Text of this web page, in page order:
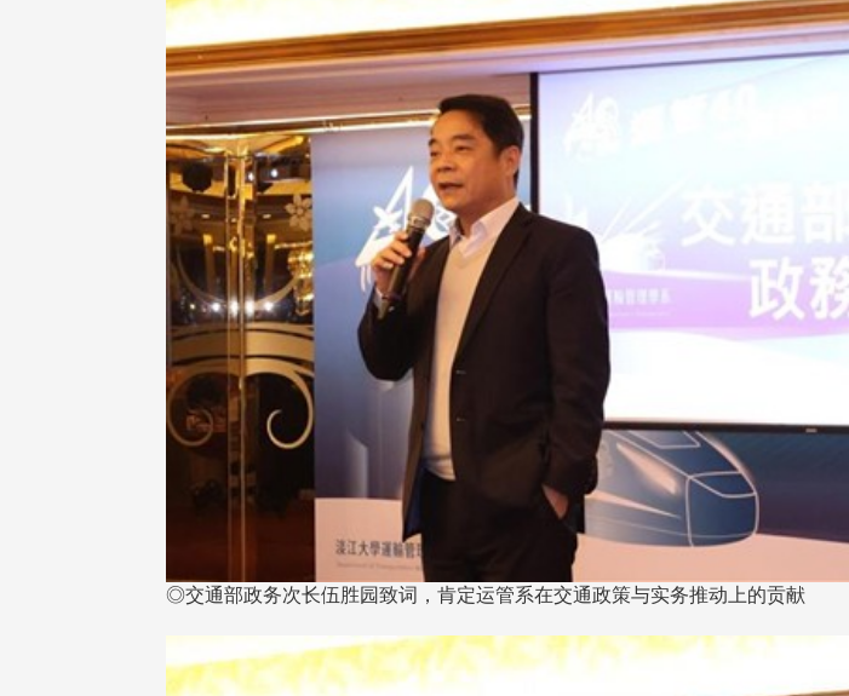
◎交通部政务次长伍胜园致词，肯定运管系在交通政策与实务推动上的贡献
大学主任秘书、中文系校友
正，于115年6月2日(二)率政
学校友服务相关同仁莅临本 ...
校友处执行长彭春阳于115年7月
30日(四)荣退，为其十四年来深耕
校友服务、凝聚海内外校友情 ...
淡江大学于115年7月30日(四)举
办布达暨单位主管交接典礼。115
校友会活动 (海
校友会于115年6月10日(三)
日(二)，27名校友夥伴一同前
2 版 校友会活动 (海
外、县市)
台北市校友会6月份活动
台北市校友会于6月6日(六)举办
「新店瑠公圳知性健行活动」，在
领队温明正学长与副领队吕惠玲学
姐的精 ...
2 版 校友会活动 (海
外、县市)
台中市校友会拜会卢秀燕市
长 校友交流智慧治理凝聚向
心力
台中市校友会于115年6月24日
(三)举办拜会台中市政府活动。参
访团由母校战略所所长李大中、 ...